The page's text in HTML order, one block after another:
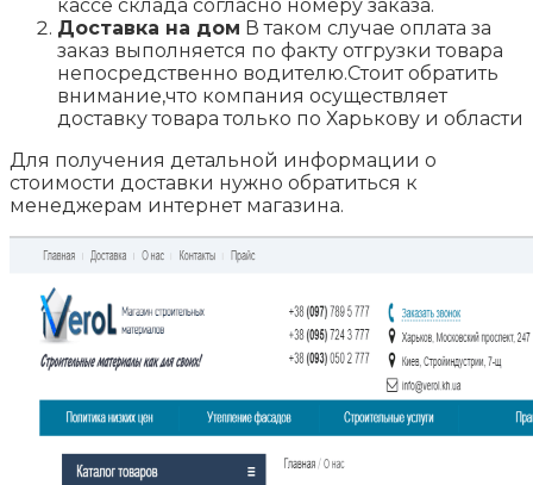
кассе склада согласно номеру заказа.
Доставка на дом В таком случае оплата за
заказ выполняется по факту отгрузки товара
непосредственно водителю.Стоит обратить
внимание,что компания осуществляет
доставку товара только по Харькову и области
Для получения детальной информации о
стоимости доставки нужно обратиться к
менеджерам интернет магазина.